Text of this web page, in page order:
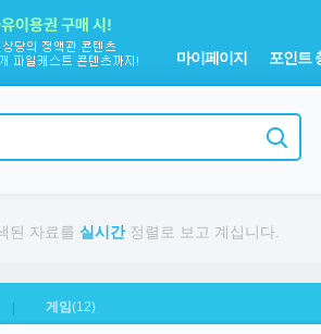
마이페이지 포인트
된 자료를 실시간정렬로 보고 계십니다.
게임(12)